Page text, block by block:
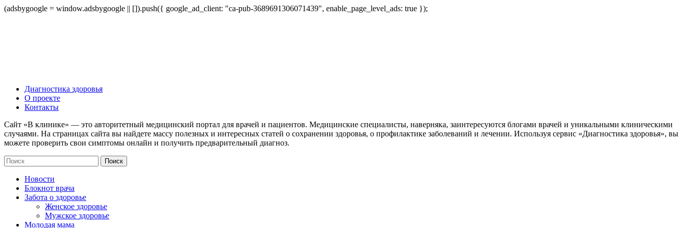
(adsbygoogle = window.adsbygoogle || []).push({ google_ad_client: "ca-pub-3689691306071439", enable_page_level_ads: true });
Диагностика здоровья
О проекте
Контакты
Сайт «В клинике» — это авторитетный медицинский портал для врачей и пациентов. Медицинские специалисты, наверняка, заинтересуются блогами врачей и уникальными клиническими
случаями. На страницах сайта вы найдете массу полезных и интересных статей о сохранении здоровья, о профилактике заболеваний и лечении. Используя сервис «Диагностика здоровья», вы
можете проверить свои симптомы онлайн и получить предварительный диагноз.
Новости
Блокнот врача
Забота о здоровье
Женское здоровье
Мужское здоровье
Молодая мама